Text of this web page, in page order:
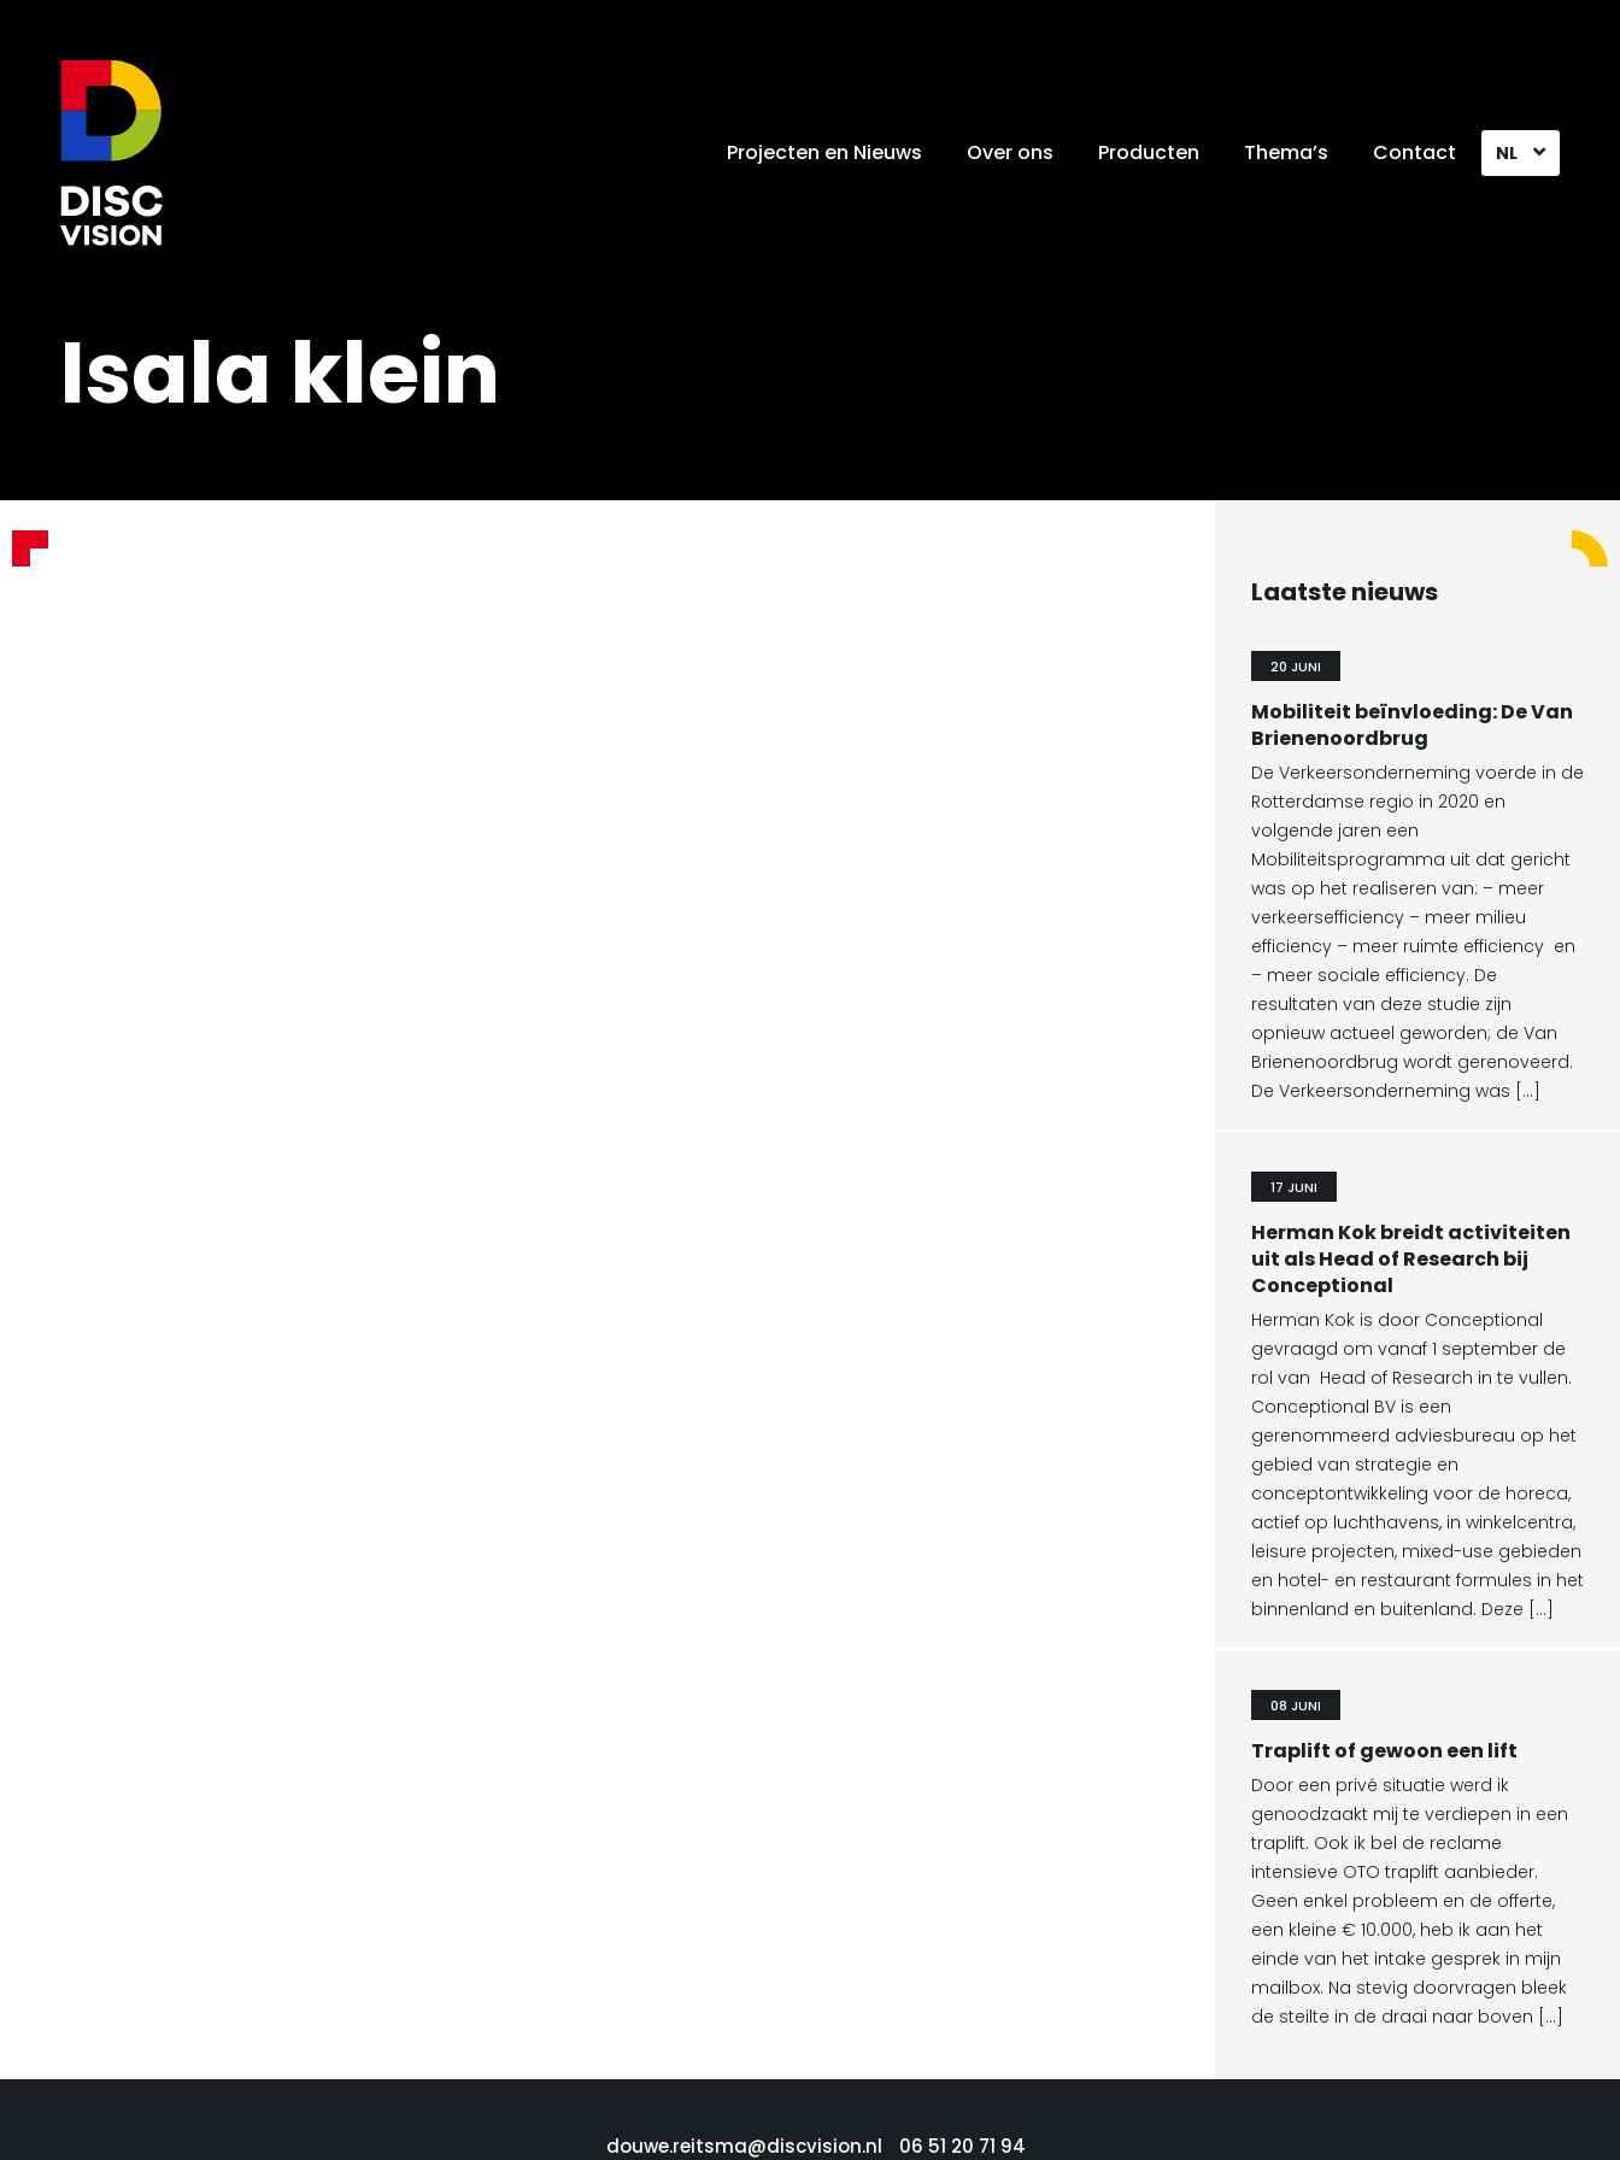
Projecten en Nieuws Over ons Producten Thema’s Contact NL
Isala klein
Laatste nieuws
20 JUNI
Mobiliteit beïnvloeding: De Van
Brienenoordbrug
De Verkeersonderneming voerde in de
Rotterdamse regio in 2020 en
volgende jaren een
Mobiliteitsprogramma uit dat gericht
was op het realiseren van: – meer
verkeersefficiency – meer milieu
efficiency – meer ruimte efficiency en
– meer sociale efficiency. De
resultaten van deze studie zijn
opnieuw actueel geworden; de Van
Brienenoordbrug wordt gerenoveerd.
De Verkeersonderneming was […]
17 JUNI
Herman Kok breidt activiteiten
uit als Head of Research bij
Conceptional
Herman Kok is door Conceptional
gevraagd om vanaf 1 september de
rol van Head of Research in te vullen.
Conceptional BV is een
gerenommeerd adviesbureau op het
gebied van strategie en
conceptontwikkeling voor de horeca,
actief op luchthavens, in winkelcentra,
leisure projecten, mixed-use gebieden
en hotel- en restaurant formules in het
binnenland en buitenland. Deze […]
08 JUNI
Traplift of gewoon een lift
Door een privé situatie werd ik
genoodzaakt mij te verdiepen in een
traplift. Ook ik bel de reclame
intensieve OTO traplift aanbieder.
Geen enkel probleem en de offerte,
een kleine € 10.000, heb ik aan het
einde van het intake gesprek in mijn
mailbox. Na stevig doorvragen bleek
de steilte in de draai naar boven […]
douwe.reitsma@discvision.nl 06 51 20 71 94